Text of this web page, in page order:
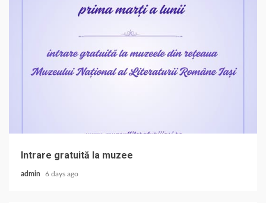
Intrare gratuită la muzee
admin 6 days ago